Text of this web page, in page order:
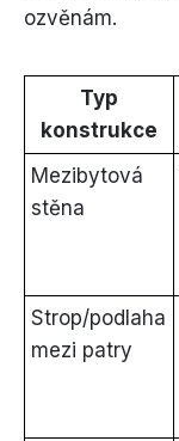
ozvěnám.
Typ
konstrukce
Mezibytová
stěna
Strop/podlaha
mezi patry